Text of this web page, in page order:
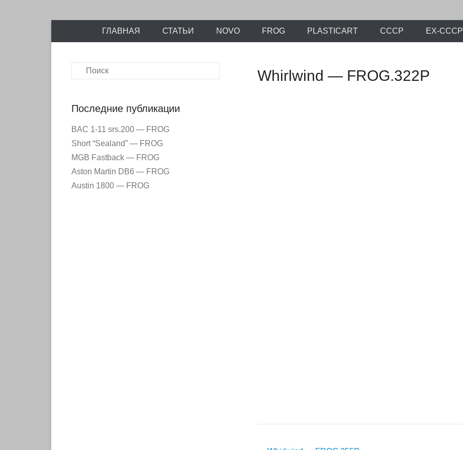
к
Ретро-Модели.Ру
ГЛАВНАЯ СТАТЬИ NOVO FROG PLASTICART СССР EX-СССР
Whirlwind — FROG.322P
Поиск
Последние публикации
BAC 1-11 srs.200 — FROG
Short “Sealand” — FROG
MGB Fastback — FROG
Aston Martin DB6 — FROG
Austin 1800 — FROG